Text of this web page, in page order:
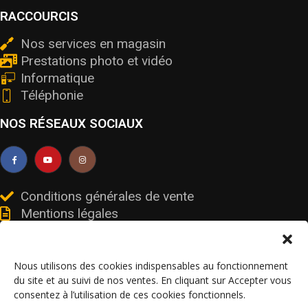
Nous utilisons des cookies indispensables au fonctionnement
du site et au suivi de nos ventes. En cliquant sur Accepter vous
consentez à l’utilisation de ces cookies fonctionnels.
RACCOURCIS
Nos services en magasin
Prestations photo et vidéo
Informatique
Téléphonie
NOS RÉSEAUX SOCIAUX
Conditions générales de vente
Mentions légales